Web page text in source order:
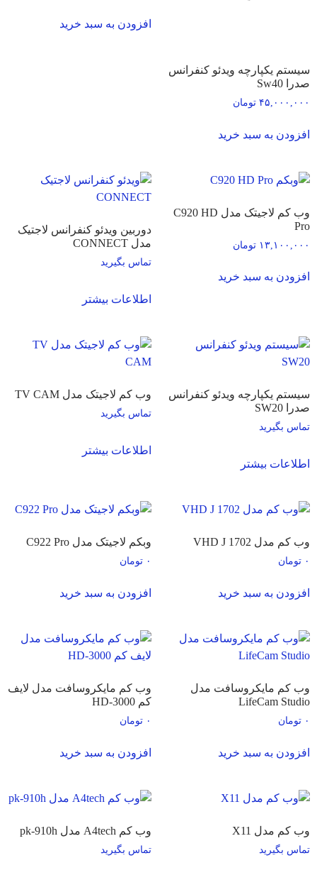
سیستم یکپارچه ویدئو کنفرانس
صدرا Sw40
۴۵,۰۰۰,۰۰۰ تومان
افزودن به سبد خرید
افزودن به سبد خرید
وب کم لاجیتک مدل C920 HD
Pro
۱۳,۱۰۰,۰۰۰ تومان
افزودن به سبد خرید
دوربین ویدئو کنفرانس لاجتیک
مدل CONNECT
تماس بگیرید
اطلاعات بیشتر
سیستم یکپارچه ویدئو کنفرانس
صدرا SW20
تماس بگیرید
اطلاعات بیشتر
وب کم لاجیتک مدل TV CAM
تماس بگیرید
اطلاعات بیشتر
وب کم مدل VHD J 1702
۰ تومان
افزودن به سبد خرید
وبکم لاجیتک مدل C922 Pro
۰ تومان
افزودن به سبد خرید
وب کم مایکروسافت مدل
LifeCam Studio
۰ تومان
افزودن به سبد خرید
وب کم مایکروسافت مدل لایف
کم HD-3000
۰ تومان
افزودن به سبد خرید
وب کم مدل X11
تماس بگیرید
وب کم A4tech مدل pk-910h
تماس بگیرید